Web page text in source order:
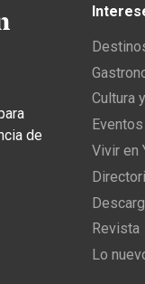
de
Cultura
Vivir en
Revista
Lo